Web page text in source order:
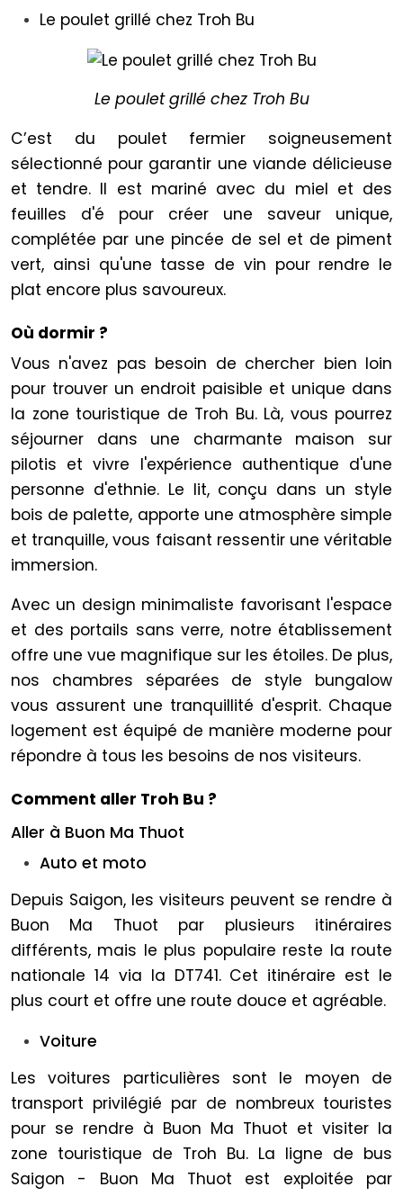
Le poulet grillé chez Troh Bu
Le poulet grillé chez Troh Bu
C’est du poulet fermier soigneusement
sélectionné pour garantir une viande délicieuse
et tendre. Il est mariné avec du miel et des
feuilles d'é pour créer une saveur unique,
complétée par une pincée de sel et de piment
vert, ainsi qu'une tasse de vin pour rendre le
plat encore plus savoureux.
Où dormir ?
Vous n'avez pas besoin de chercher bien loin
pour trouver un endroit paisible et unique dans
la zone touristique de Troh Bu. Là, vous pourrez
séjourner dans une charmante maison sur
pilotis et vivre l'expérience authentique d'une
personne d'ethnie. Le lit, conçu dans un style
bois de palette, apporte une atmosphère simple
et tranquille, vous faisant ressentir une véritable
immersion.
Avec un design minimaliste favorisant l'espace
et des portails sans verre, notre établissement
offre une vue magnifique sur les étoiles. De plus,
nos chambres séparées de style bungalow
vous assurent une tranquillité d'esprit. Chaque
logement est équipé de manière moderne pour
répondre à tous les besoins de nos visiteurs.
Comment aller Troh Bu ?
Aller à Buon Ma Thuot
Auto et moto
Depuis Saigon, les visiteurs peuvent se rendre à
Buon Ma Thuot par plusieurs itinéraires
différents, mais le plus populaire reste la route
nationale 14 via la DT741. Cet itinéraire est le
plus court et offre une route douce et agréable.
Voiture
Les voitures particulières sont le moyen de
transport privilégié par de nombreux touristes
pour se rendre à Buon Ma Thuot et visiter la
zone touristique de Troh Bu. La ligne de bus
Saigon - Buon Ma Thuot est exploitée par